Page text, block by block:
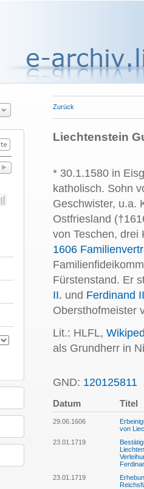
Zurück
Liechtenstein
* 30.1.1580 in
katholisch. Sohn
Geschwister, u.a.
Ostfriesland
von Teschen, drei
1606
Fürstenstand. Er
II. und Ferdinand
Obersthofmeister
Lit.: HLFL,
als Grundherr in
GND: 120125811
Datum Titel
29.06.1606
von
23.01.1719
23.01.1719